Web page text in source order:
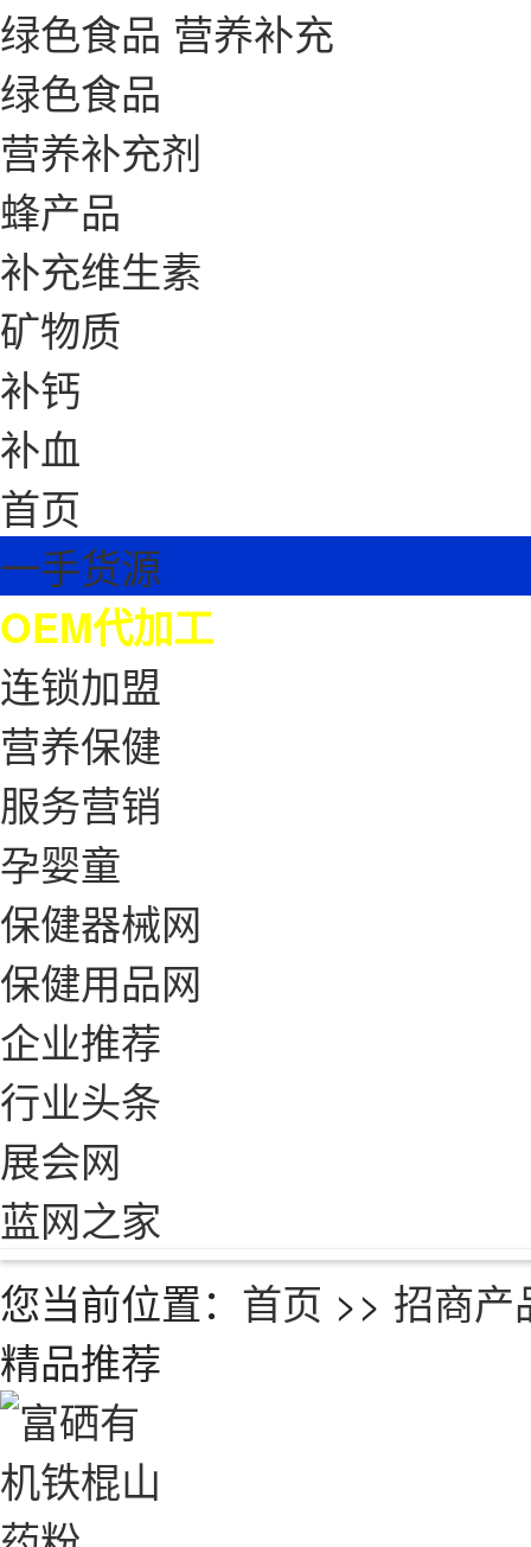
绿色食品 营养补充
绿色食品
营养补充剂
蜂产品
补充维生素
矿物质
补钙
补血
首页
一手货源
OEM代加工
连锁加盟
营养保健
服务营销
孕婴童
保健器械网
保健用品网
企业推荐
行业头条
展会网
蓝网之家
您当前位置： 首页 >> 招商产
精品推荐